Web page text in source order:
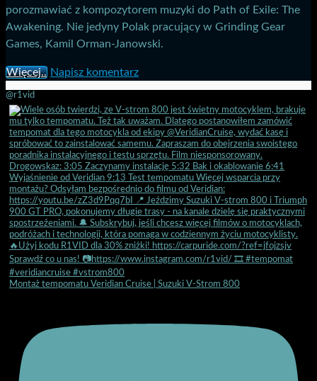
porozmawiać z kompozytorem muzyki do Path of Exile: The
Awakening. Nie jedyny Polak pracujący w Grinding Gear
Games, Kamil Orman-Janowski.
Więcej.. Napisz komentarz
@r1vid
Montaż tempomatu Veridian Cruise | Suzuki V-Strom 800